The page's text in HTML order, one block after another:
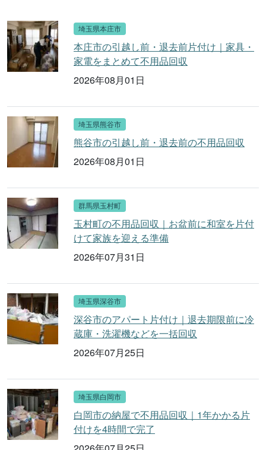
埼玉県本庄市
本庄市の引越し前・退去前片付け｜家具・
家電をまとめて不用品回収
2026年08月01日
埼玉県熊谷市
熊谷市の引越し前・退去前の不用品回収
2026年08月01日
群馬県玉村町
玉村町の不用品回収｜お盆前に和室を片付
けて家族を迎える準備
2026年07月31日
埼玉県深谷市
深谷市のアパート片付け｜退去期限前に冷
蔵庫・洗濯機などを一括回収
2026年07月25日
埼玉県白岡市
白岡市の納屋で不用品回収｜1年かかる片
付けを4時間で完了